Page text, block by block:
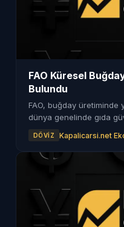
FAO Küresel
Bulundu
FAO, buğday üretiminde
dünya genelinde gıda
DÖVIZ Kapalicarsi.net